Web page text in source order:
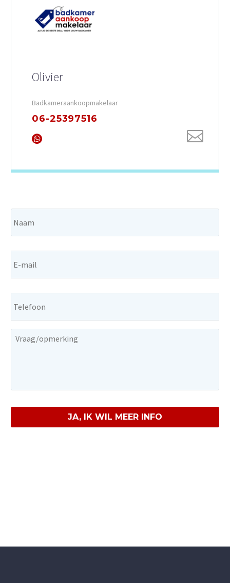
Olivier
Badkameraankoopmakelaar
06-25397516
Naam
E-
Telefoon